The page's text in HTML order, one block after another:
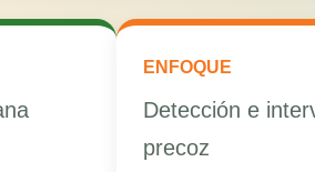
ENFOQUE
Detección e
precoz